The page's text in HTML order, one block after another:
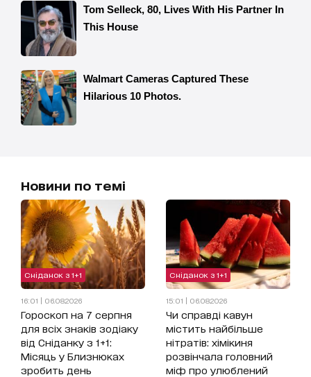
Новини по темі
Сніданок з 1+1
16:01 | 06.08.2026
Гороскоп на 7 серпня
для всіх знаків зодіаку
від Сніданку з 1+1:
Місяць у Близнюках
зробить день
Сніданок з 1+1
15:01 | 06.08.2026
Чи справді кавун
містить найбільше
нітратів: хімікиня
розвінчала головний
міф про улюблений